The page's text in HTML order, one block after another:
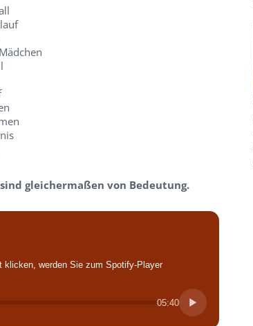
gleichermaßen von Bedeutung.
klicken, werden Sie zum Spotify-Player
05:40